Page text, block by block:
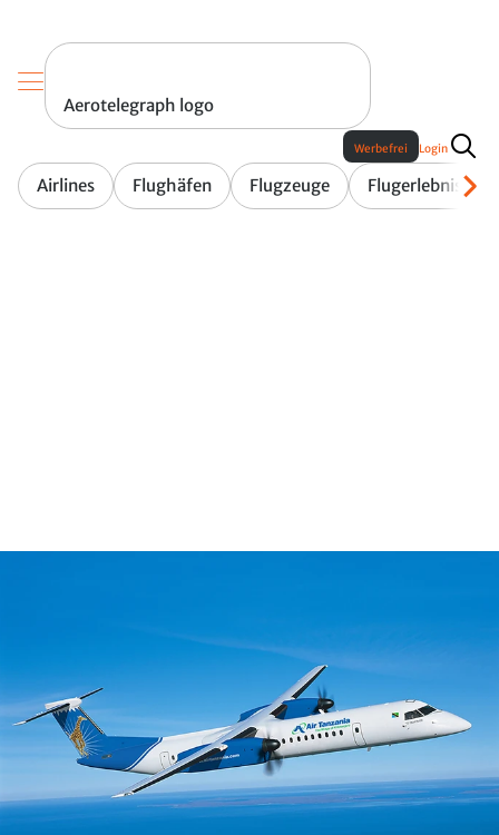
Aerotelegraph logo
Airlines Flughäfen Flugzeuge Flugerlebnis
Werbefrei Login